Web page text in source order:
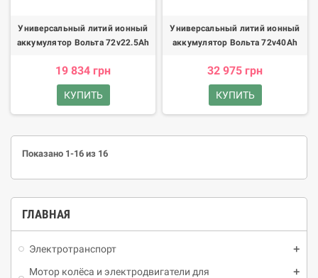
ГЛАВНАЯ
Электротранспорт
Мотор колёса и электродвигатели для
Универсальный литий ионный
аккумулятор Вольта 72v22.5Ah
19 834 грн
КУПИТЬ
Универсальный литий ионный
аккумулятор Вольта 72v40Ah
32 975 грн
КУПИТЬ
Показано 1-16 из 16